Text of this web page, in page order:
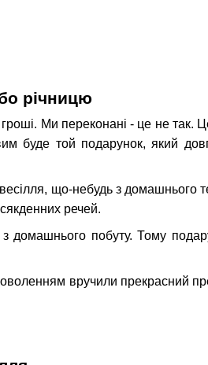
річницю
Ми переконані - це не так.
буде той подарунок, який
що-небудь з домашнього
речей.
побуту. Тому
вручили прекрасний